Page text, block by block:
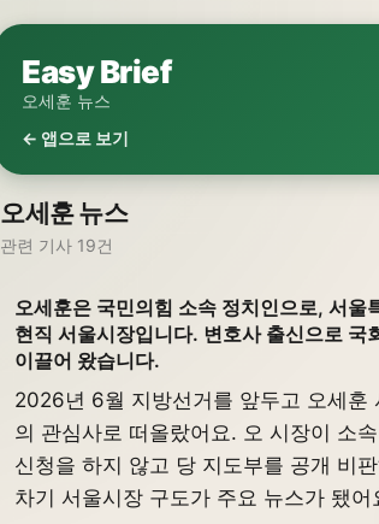
Easy Brief
오세훈 뉴스
← 앱으로 보기
오세훈 뉴스
관련 기사 19건
오세훈은 국민의힘 소속 정치인으로, 서울
현직 서울시장입니다. 변호사 출신으로 국
이끌어 왔습니다.
2026년 6월 지방선거를 앞두고 오세훈
의 관심사로 떠올랐어요. 오 시장이 소
신청을 하지 않고 당 지도부를 공개 비
차기 서울시장 구도가 주요 뉴스가 됐어